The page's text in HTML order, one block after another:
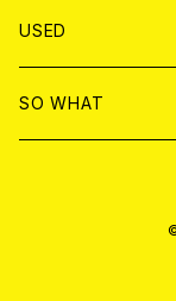
T-SHIRT & WEAR
DVD
BADGE
PATCH
USED
書籍
SO WHAT